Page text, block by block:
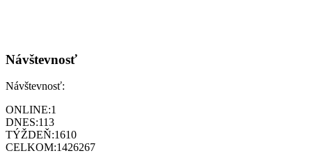
Návštevnosť
Návštevnosť:
ONLINE:1
DNES:113
TÝŽDEŇ:1610
CELKOM:1426267